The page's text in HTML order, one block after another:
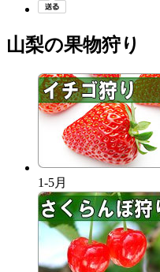
山梨の果物狩り
1-5月